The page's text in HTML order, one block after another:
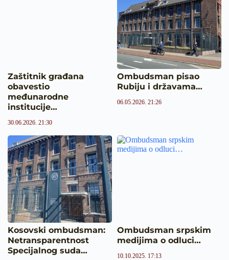
Zaštitnik građana
obavestio
međunarodne
institucije…
30.06.2026. 21:30
Ombudsman pisao
Rubiju i državama…
06.05.2026. 21:26
Kosovski ombudsman:
Netransparentnost
Specijalnog suda…
Ombudsman srpskim
medijima o odluci…
10.10.2025. 17:13